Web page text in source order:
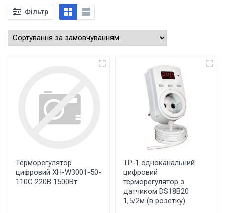
Фільтр
Терморегулятор
цифровий ХН-W3001-50-
110C 220В 1500Вт
ТР-1 одноканальний
цифровий
терморегулятор з
датчиком DS18B20
1,5/2м (в розетку)